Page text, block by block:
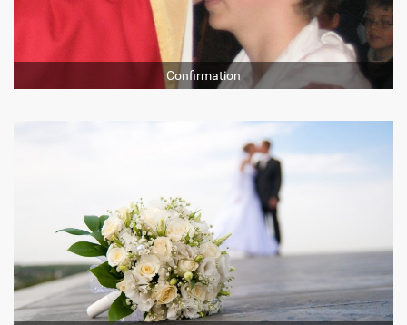
Confirmation